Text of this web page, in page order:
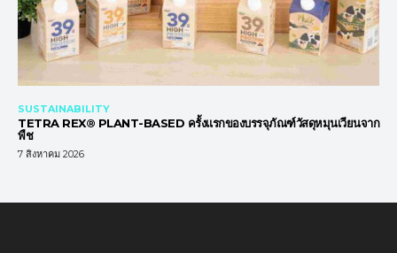
SUSTAINABILITY
TETRA REX® PLANT-BASED ครั้งแรกของบรรจุภัณฑ์วัสดุหมุนเวียนจาก
พืช
7 สิงหาคม 2026